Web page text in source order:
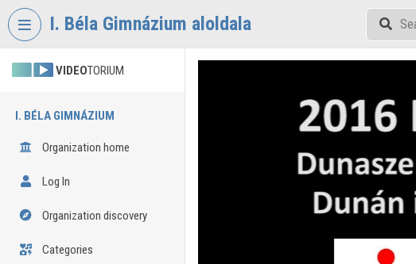
Skip header
I. Béla Gimnázium aloldala
VIDEOTORIUM
I. BÉLA GIMNÁZIUM
Organization home
Log In
Organization discovery
Categories